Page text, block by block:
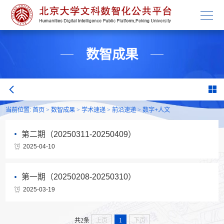
学校主页
数智成果
当前位置:首页 > 数智成果 > 学术速递 > 前沿速递 > 数字+人文
第二期（20250311-20250409）
2025-04-10
第一期（20250208-20250310）
2025-03-19
共2条 上页 1 下页